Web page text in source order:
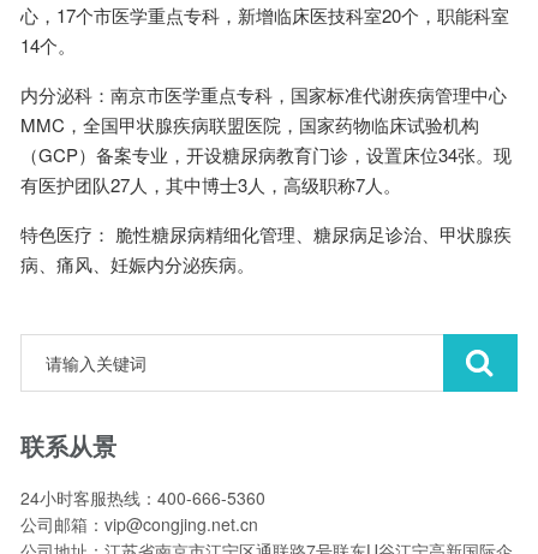
心，17个市医学重点专科，新增临床医技科室20个，职能科室
14个。
内分泌科：南京市医学重点专科，国家标准代谢疾病管理中心
MMC，全国甲状腺疾病联盟医院，国家药物临床试验机构
（GCP）备案专业，开设糖尿病教育门诊，设置床位34张。现
有医护团队27人，其中博士3人，高级职称7人。
特色医疗： 脆性糖尿病精细化管理、糖尿病足诊治、甲状腺疾
病、痛风、妊娠内分泌疾病。
联系从景
24小时客服热线：400-666-5360
公司邮箱：vip@congjing.net.cn